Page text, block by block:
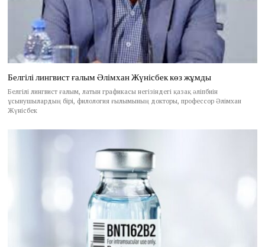
Белгілі лингвист ғалым Әлімхан Жүнісбек көз жұмды
Белгілі лингвист ғалым, латын графикасы негізіндегі қазақ әліпбиін
ұсынушылардың бірі, филология ғылымының докторы, профессор Әлімхан
Жүнісбек